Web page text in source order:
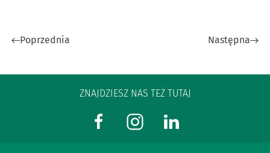
Poprzednia Następna
ZNAJDZIESZ NAS TEŻ TUTAJ